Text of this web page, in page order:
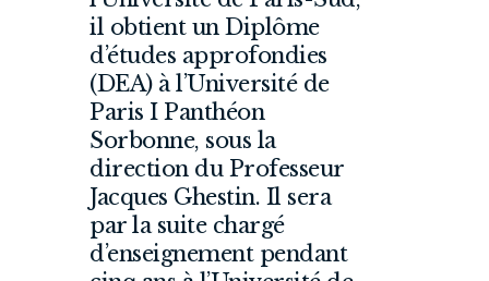
il obtient un Diplôme
d’études approfondies
(DEA) à l’Université de
Paris I Panthéon
Sorbonne, sous la
direction du Professeur
Jacques Ghestin. Il sera
par la suite chargé
d’enseignement pendant